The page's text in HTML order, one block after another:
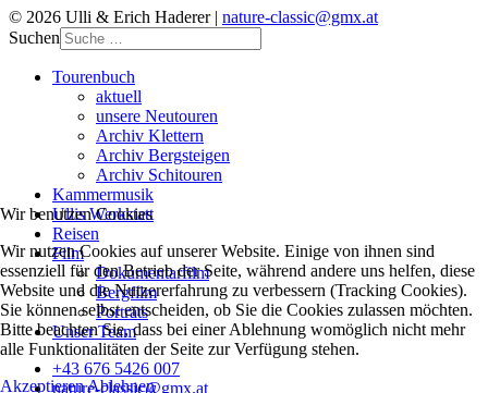
© 2026 Ulli & Erich Haderer | nature-classic@gmx.at
Suchen
Tourenbuch
aktuell
unsere Neutouren
Archiv Klettern
Archiv Bergsteigen
Archiv Schitouren
Kammermusik
Ullis Werkstatt
Reisen
Film
Dokumentarfilm
Bergfilm
Porträts
Unser Team
+43 676 5426 007
nature-classic@gmx.at
Wir benutzen Cookies
Wir nutzen Cookies auf unserer Website. Einige von ihnen sind
essenziell für den Betrieb der Seite, während andere uns helfen, diese
Website und die Nutzererfahrung zu verbessern (Tracking Cookies).
Sie können selbst entscheiden, ob Sie die Cookies zulassen möchten.
Bitte beachten Sie, dass bei einer Ablehnung womöglich nicht mehr
alle Funktionalitäten der Seite zur Verfügung stehen.
AkzeptierenAblehnen